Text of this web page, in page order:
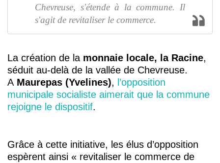
Chevreuse, s'étende à la commune. Il
s'agit de revitaliser le commerce.
La création de la monnaie locale, la Racine,
séduit au-delà de la vallée de Chevreuse.
A Maurepas (Yvelines), l’opposition
municipale socialiste aimerait que la commune
rejoigne le dispositif.
Grâce à cette initiative, les élus d’opposition
espèrent ainsi « revitaliser le commerce de